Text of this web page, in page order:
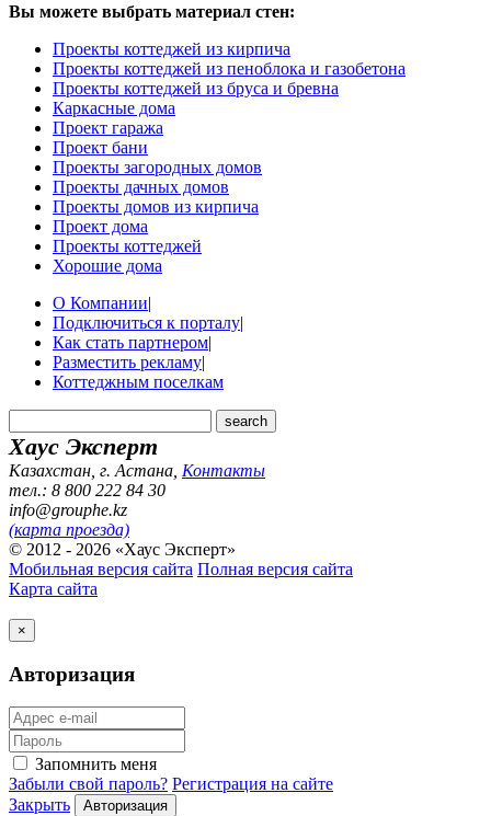
Вы можете выбрать материал стен:
Проекты коттеджей из кирпича
Проекты коттеджей из пеноблока и газобетона
Проекты коттеджей из бруса и бревна
Каркасные дома
Проект гаража
Проект бани
Проекты загородных домов
Проекты дачных домов
Проекты домов из кирпича
Проект дома
Проекты коттеджей
Хорошие дома
О Компании|
Подключиться к порталу|
Как стать партнером|
Разместить рекламу|
Коттеджным поселкам
Хаус Эксперт
Казахстан, г. Астана Контакты
тел.: 8 800 222 84 30
info@grouphe.kz
(карта проезда)
© 2012 - 2026 «Хаус Эксперт»
Мобильная версия сайта Полная версия сайта
Карта сайта
×
Авторизация
Запомнить меня
Забыли свой пароль? Регистрация на сайте
Закрыть